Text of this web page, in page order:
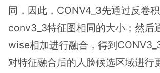
同，因此，CONV4_3先通过反卷
conv3_3特征图相同的大小；然后
wise相加进行融合，得到
对特征融合后的人脸候选区域进行